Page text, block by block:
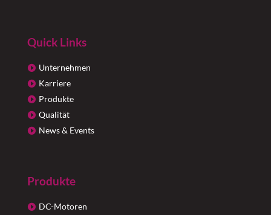
Quick Links
Unternehmen
Karriere
Produkte
Qualität
News & Events
Produkte
DC-Motoren